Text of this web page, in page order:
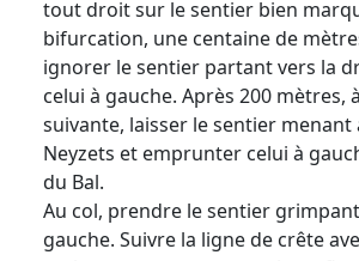
tout droit sur le sentier bien
bifurcation, une centaine de
ignorer le sentier partant vers la
celui à gauche. Après 200 mètres,
suivante, laisser le sentier menant
Neyzets et emprunter celui à
du Bal.
Au col, prendre le sentier
gauche. Suivre la ligne de crête